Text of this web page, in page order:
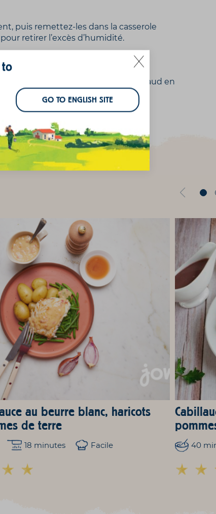
puis remettez-les dans la casserole
retirer l’excès d’humidité.
au presse-purée.
morceaux, puis ajoutez le lait chaud en
une purée lisse et onctueuse.
une noix de beurre sur le dessus.
au beurre blanc, haricots
de terre
18 minutes Facile 40
GO TO ENGLISH SITE